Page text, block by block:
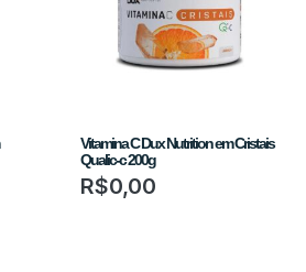
Vitamina C Dux Nutrition em Cristais
Qualic-c 200g
R$0,00